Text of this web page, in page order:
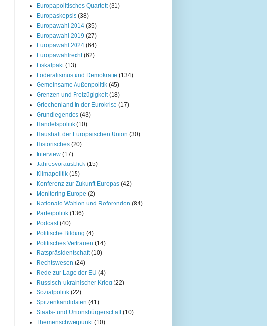
Europapolitisches Quartett (31)
Europaskepsis (38)
Europawahl 2014 (35)
Europawahl 2019 (27)
Europawahl 2024 (64)
Europawahlrecht (62)
Fiskalpakt (13)
Föderalismus und Demokratie (134)
Gemeinsame Außenpolitik (45)
Grenzen und Freizügigkeit (18)
Griechenland in der Eurokrise (17)
Grundlegendes (43)
Handelspolitik (10)
Haushalt der Europäischen Union (30)
Historisches (20)
Interview (17)
Jahresvorausblick (15)
Klimapolitik (15)
Konferenz zur Zukunft Europas (42)
Monitoring Europe (2)
Nationale Wahlen und Referenden (84)
Parteipolitik (136)
Podcast (40)
Politische Bildung (4)
Politisches Vertrauen (14)
Ratspräsidentschaft (10)
Rechtswesen (24)
Rede zur Lage der EU (4)
Russisch-ukrainischer Krieg (22)
Sozialpolitik (22)
Spitzenkandidaten (41)
Staats- und Unionsbürgerschaft (10)
Themenschwerpunkt (10)